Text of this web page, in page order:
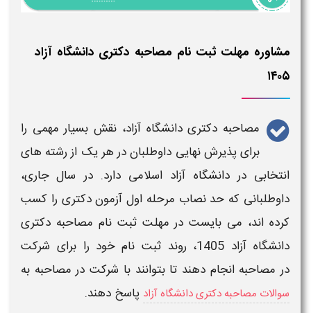
مشاوره مهلت ثبت نام مصاحبه دکتری دانشگاه آزاد
۱۴۰۵
مصاحبه دکتری دانشگاه آزاد، نقش بسیار مهمی را
برای پذیرش نهایی داوطلبان در هر یک از رشته های
انتخابی در دانشگاه آزاد اسلامی دارد. در سال جاری،
داوطلبانی که حد نصاب مرحله اول آزمون دکتری را کسب
کرده‌ اند، می بایست در مهلت ثبت نام مصاحبه دکتری
دانشگاه آزاد 1405
، روندثبت نامخود را برای شرکت
در مصاحبهانجام دهند تا بتوانند با شرکت در مصاحبه به
سوالات مصاحبه دکتری دانشگاه آزاد پاسخ دهند.